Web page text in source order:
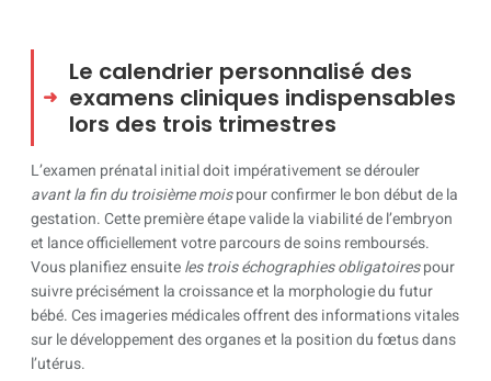
Le calendrier personnalisé des
examens cliniques indispensables
lors des trois trimestres
L’examen prénatal initial doit impérativement se dérouler
avant la fin du troisième moispour confirmer le bon début de la
gestation. Cette première étape valide la viabilité de l’embryon
et lance officiellement votre parcours de soins remboursés.
Vous planifiez ensuiteles trois échographies obligatoirespour
suivre précisément la croissance et la morphologie du futur
bébé. Ces imageries médicales offrent des informations vitales
sur le développement des organes et la position du fœtus dans
l’utérus.